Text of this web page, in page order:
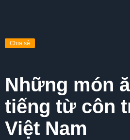
Chia sẻ
Những món
tiếng từ côn
Việt Nam